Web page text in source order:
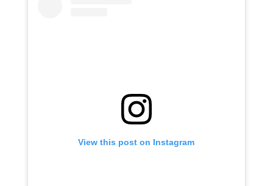
View this post on Instagram